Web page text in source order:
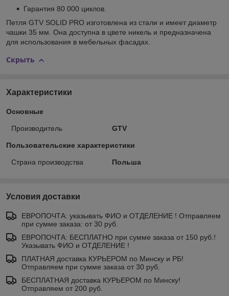
Гарантия 80 000 циклов.
Петля GTV SOLID PRO изготовлена из стали и имеет диаметр
чашки 35 мм. Она доступна в цвете никель и предназначена
для использования в мебельных фасадах.
Скрыть
Характеристики
Основные
Производитель GTV
Пользовательские характеристики
Страна производства Польша
Условия доставки
ЕВРОПОЧТА: указывать ФИО и ОТДЕЛЕНИЕ ! Отправляем
при сумме заказа: от 30 руб.
ЕВРОПОЧТА: БЕСПЛАТНО при сумме заказа от 150 руб.!
Указывать ФИО и ОТДЕЛЕНИЕ !
ПЛАТНАЯ доставка КУРЬЕРОМ по Минску и РБ!
Отправляем при сумме заказа от 30 руб.
БЕСПЛАТНАЯ доставка КУРЬЕРОМ по Минску!
Отправляем от 200 руб.